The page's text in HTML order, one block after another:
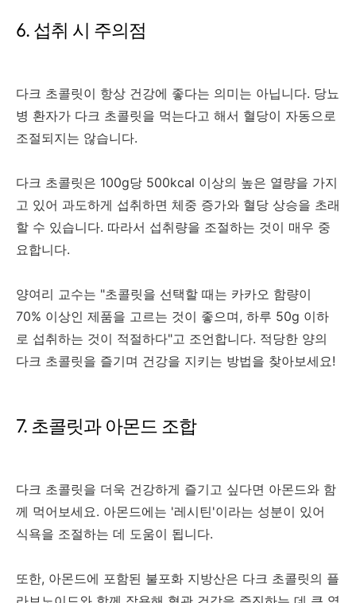
6. 섭취 시 주의점
다크 초콜릿이 항상 건강에 좋다는 의미는 아닙니다. 당뇨
병 환자가 다크 초콜릿을 먹는다고 해서 혈당이 자동으로
조절되지는 않습니다.
다크 초콜릿은 100g당 500kcal 이상의 높은 열량을 가지
고 있어 과도하게 섭취하면 체중 증가와 혈당 상승을 초래
할 수 있습니다. 따라서 섭취량을 조절하는 것이 매우 중
요합니다.
양여리 교수는 "초콜릿을 선택할 때는 카카오 함량이
70% 이상인 제품을 고르는 것이 좋으며, 하루 50g 이하
로 섭취하는 것이 적절하다"고 조언합니다. 적당한 양의
다크 초콜릿을 즐기며 건강을 지키는 방법을 찾아보세요!
7. 초콜릿과 아몬드 조합
다크 초콜릿을 더욱 건강하게 즐기고 싶다면 아몬드와 함
께 먹어보세요. 아몬드에는 '레시틴'이라는 성분이 있어
식욕을 조절하는 데 도움이 됩니다.
또한, 아몬드에 포함된 불포화 지방산은 다크 초콜릿의 플